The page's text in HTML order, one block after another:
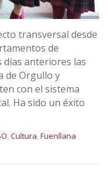
transversal desde
de
anteriores las
de Orgullo y
con el sistema
Ha sido un éxito
, Cultura, Fuenllana